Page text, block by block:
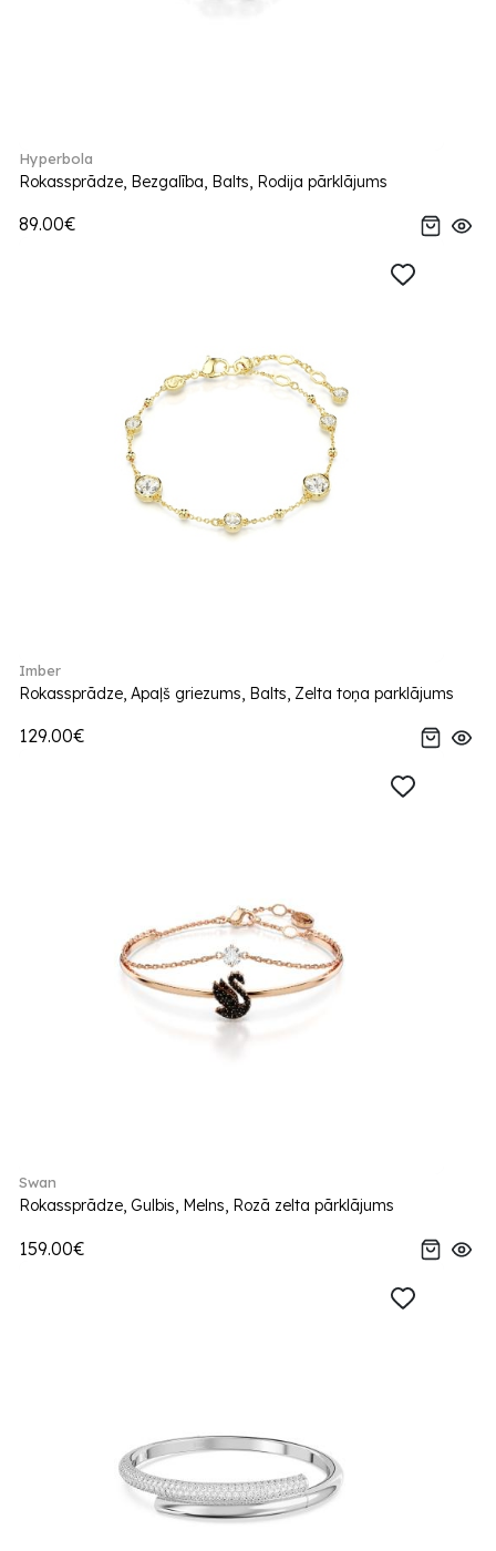
Hyperbola
Rokassprādze, Bezgalība, Balts, Rodija pārklājums
89.00€
Imber
Rokassprādze, Apaļš griezums, Balts, Zelta toņa parklājums
129.00€
Swan
Rokassprādze, Gulbis, Melns, Rozā zelta pārklājums
159.00€